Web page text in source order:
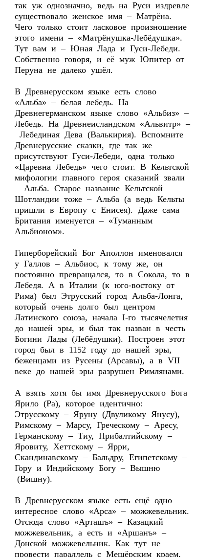
так уж однозначно, ведь на Руси издревле
существовало женское имя – Матрёна.
Чего только стоит ласковое произношение
этого имени – «Матрёнушка-Лебёдушка».
Тут вам и – Юная Лада и Гуси-Лебеди.
Собственно говоря, и её муж Юпитер от
Перуна не далеко ушёл.
В Древнерусском языке есть слово
«Альба» – белая лебедь. На
Древнегерманском языке слово «Альбиз» –
Лебедь. На Древнеисландском «Альвитр» –
Лебединая Дева (Валькирия). Вспомните
Древнерусские сказки, где так же
присутствуют Гуси-Лебеди, одна только
«Царевна Лебедь» чего стоит. В Кельтской
мифологии главного героя сказаний звали
– Альба. Старое название Кельтской
Шотландии тоже – Альба (а ведь Кельты
пришли в Европу с Енисея). Даже сама
Британия именуется – «Туманным
Альбионом».
Гиперборейский Бог Аполлон именовался
у Галлов – Альбиос, к тому же, он
постоянно превращался, то в Сокола, то в
Лебедя. А в Италии (к юго-востоку от
Рима) был Этрусский город Альба-Лонга,
который очень долго был центром
Латинского союза, начала I-го тысячелетия
до нашей эры, и был так назван в честь
Богини Лады (Лебёдушки). Построен этот
город был в 1152 году до нашей эры,
беженцами из Русены (Арсавы), а в VII
веке до нашей эры разрушен Римлянами.
А взять хотя бы имя Древнерусского Бога
Ярило (Ра), которое идентично:
Этрусскому – Яруну (Двуликому Янусу),
Римскому – Марсу, Греческому – Аресу,
Германскому – Тиу, Прибалтийскому –
Яровиту, Хеттскому – Ярри,
Скандинавскому – Бальдру, Египетскому –
Гору и Индийскому Богу – Вышню
(Вишну).
В Древнерусском языке есть ещё одно
интересное слово «Арса» – можжевельник.
Отсюда слово «Арташъ» – Казацкий
можжевельник, а есть и «Аршанъ» –
Донской можжевельник. Как тут не
провести параллель с Мещёрским краем,